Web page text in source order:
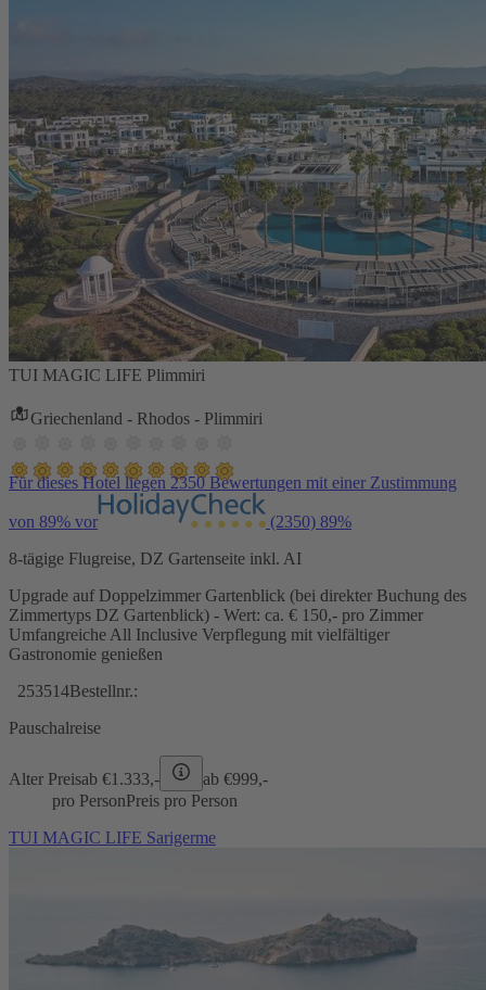
TUI MAGIC LIFE Plimmiri
Griechenland - Rhodos - Plimmiri
Für dieses Hotel liegen 2350 Bewertungen mit einer Zustimmung
von 89% vor (2350) 89%
8-tägige Flugreise, DZ Gartenseite inkl. AI
Upgrade auf Doppelzimmer Gartenblick (bei direkter Buchung des
Zimmertyps DZ Gartenblick) - Wert: ca. € 150,- pro Zimmer
Umfangreiche All Inclusive Verpflegung mit vielfältiger
Gastronomie genießen
253514Bestellnr.:
Pauschalreise
Alter Preisab €1.333,- ab €999,-
pro PersonPreis pro Person
TUI MAGIC LIFE Sarigerme